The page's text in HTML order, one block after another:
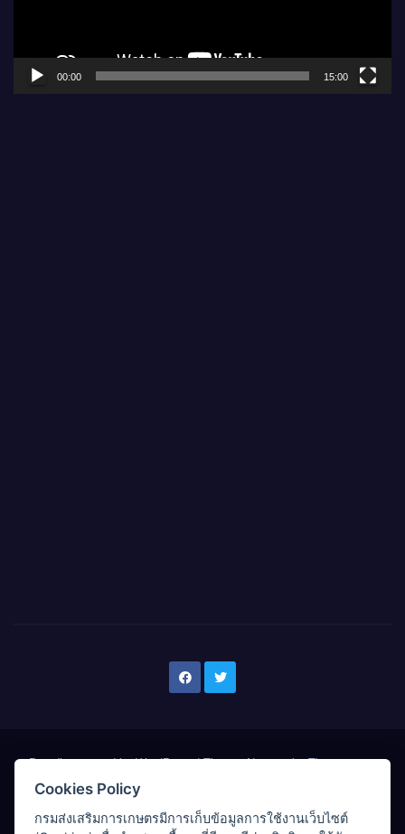
00:00 15:00
Proudly powered by WordPress|Theme: Newsup byThemeansar.
เกี่ยวกับสพท. หลักสูตร/อบรม/ทุน
Cookies Policy
กรมส่งเสริมการเกษตรมีการเก็บข้อมูลการใช้งานเว็บไซต์